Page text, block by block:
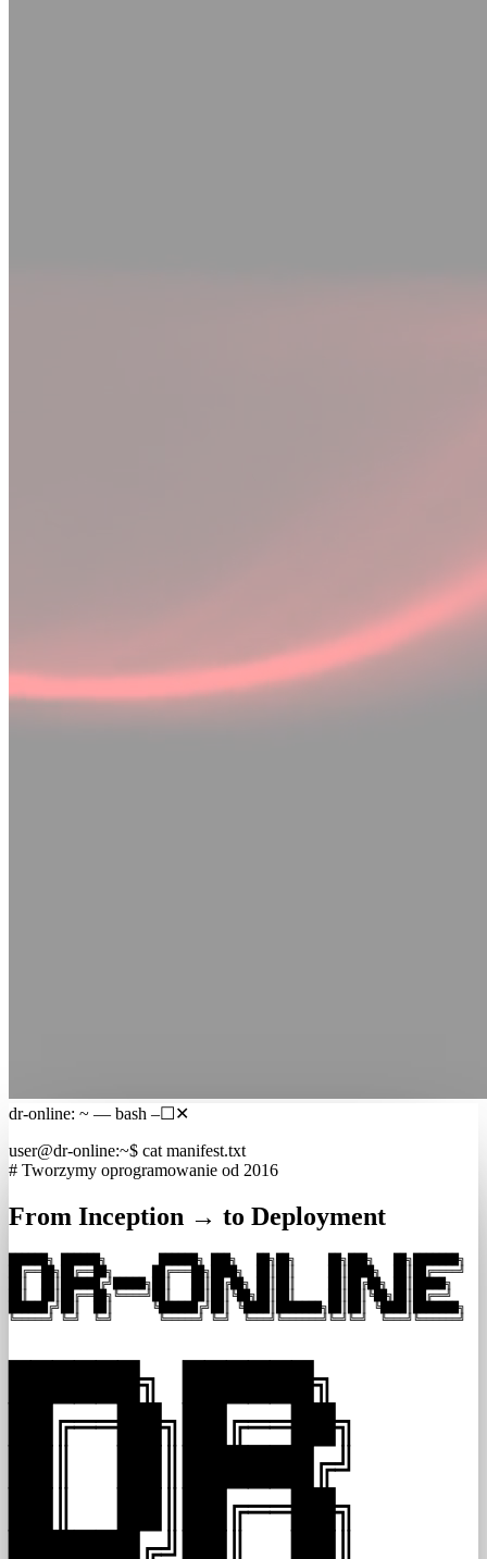
dr-online: ~ — bash –☐✕
user@dr-online:~$ cat manifest.txt
# Tworzymy oprogramowanie od 2016
From Inception → to Deployment
██████╗ ██████╗        ██████╗ ███╗   ██╗██╗     ██╗███╗   ██╗███████╗
██╔══██╗██╔══██╗      ██╔═══██╗████╗  ██║██║     ██║████╗  ██║██╔════╝
██║  ██║██████╔╝█████╗██║   ██║██╔██╗ ██║██║     ██║██╔██╗ ██║█████╗
██║  ██║██╔══██╗╚════╝██║   ██║██║╚██╗██║██║     ██║██║╚██╗██║██╔══╝
██████╔╝██║  ██║      ╚██████╔╝██║ ╚████║███████╗██║██║ ╚████║███████╗
╚═════╝ ╚═╝  ╚═╝       ╚═════╝ ╚═╝  ╚═══╝╚══════╝╚═╝╚═╝  ╚═══╝╚══════╝
██████╗ ██████╗
██╔══██╗██╔══██╗
██║  ██║██████╔╝
██║  ██║██╔══██╗